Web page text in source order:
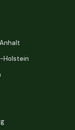
Holstein